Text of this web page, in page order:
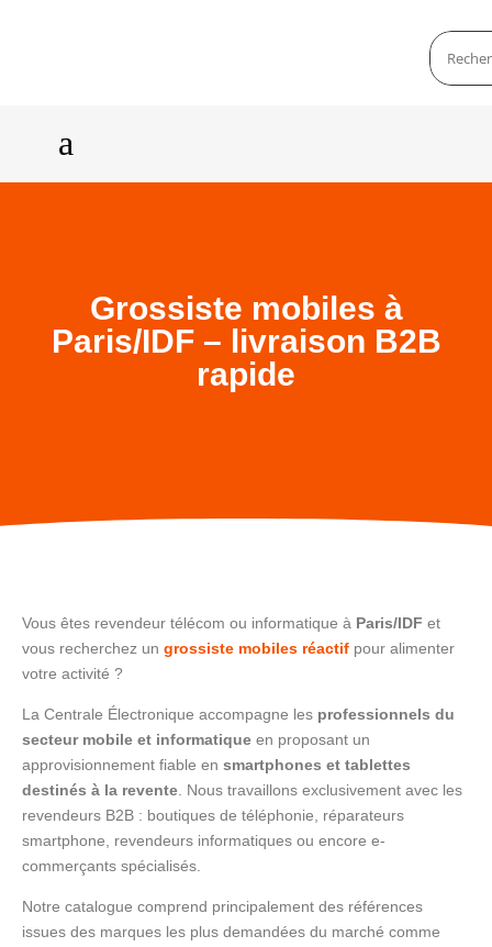
a
Grossiste mobiles à
Paris/IDF – livraison B2B
rapide
Vous êtes revendeur télécom ou informatique à Paris/IDF et
vous recherchez un grossiste mobiles réactif pour alimenter
votre activité ?
La Centrale Électronique accompagne les professionnels du
secteur mobile et informatique en proposant un
approvisionnement fiable en smartphones et tablettes
destinés à la revente . Nous travaillons exclusivement avec les
revendeurs B2B : boutiques de téléphonie, réparateurs
smartphone, revendeurs informatiques ou encore e-
commerçants spécialisés.
Notre catalogue comprend principalement des références
issues des marques les plus demandées du marché comme